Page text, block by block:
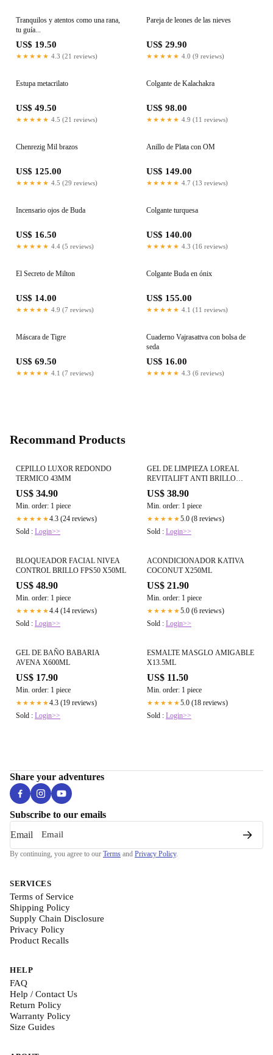
Tranquilos y atentos como una rana,
tu guía...
US$ 19.50
★★★★★ 4.3 (21 reviews)
Pareja de leones de las nieves
US$ 29.90
★★★★★ 4.0 (9 reviews)
Estupa metacrilato
US$ 49.50
★★★★★ 4.5 (21 reviews)
Colgante de Kalachakra
US$ 98.00
★★★★★ 4.9 (11 reviews)
Chenrezig Mil brazos
US$ 125.00
★★★★★ 4.5 (29 reviews)
Anillo de Plata con OM
US$ 149.00
★★★★★ 4.7 (13 reviews)
Incensario ojos de Buda
US$ 16.50
★★★★★ 4.4 (5 reviews)
Colgante turquesa
US$ 140.00
★★★★★ 4.3 (16 reviews)
El Secreto de Milton
US$ 14.00
★★★★★ 4.9 (7 reviews)
Colgante Buda en ónix
US$ 155.00
★★★★★ 4.1 (11 reviews)
Máscara de Tigre
US$ 69.50
★★★★★ 4.1 (7 reviews)
Cuaderno Vajrasattva con bolsa de
seda
US$ 16.00
★★★★★ 4.3 (6 reviews)
Recommand Products
CEPILLO LUXOR REDONDO
TERMICO 43MM
US$ 34.90
Min. order: 1 piece
★★★★★4.3 (24 reviews)
Sold : Login>>
GEL DE LIMPIEZA LOREAL
REVITALIFT ANTI BRILLO
X150ML
US$ 38.90
Min. order: 1 piece
★★★★★5.0 (8 reviews)
Sold : Login>>
BLOQUEADOR FACIAL NIVEA
CONTROL BRILLO FPS50 X50ML
US$ 48.90
Min. order: 1 piece
★★★★★4.4 (14 reviews)
Sold : Login>>
ACONDICIONADOR KATIVA
COCONUT X250ML
US$ 21.90
Min. order: 1 piece
★★★★★5.0 (6 reviews)
Sold : Login>>
GEL DE BAÑO BABARIA
AVENA X600ML
US$ 17.90
Min. order: 1 piece
★★★★★4.3 (19 reviews)
Sold : Login>>
ESMALTE MASGLO AMIGABLE
X13.5ML
US$ 11.50
Min. order: 1 piece
★★★★★5.0 (18 reviews)
Sold : Login>>
Share your adventures
Subscribe to our emails
Email
By continuing, you agree to our Terms and Privacy Policy.
SERVICES
Terms of Service
Shipping Policy
Supply Chain Disclosure
Privacy Policy
Product Recalls
HELP
FAQ
Help / Contact Us
Return Policy
Warranty Policy
Size Guides